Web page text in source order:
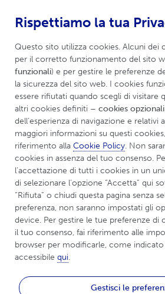
Per miastenia grave
Menu
UCBCares Materiali per i pazienti
Libro Io e Mya
Maria Matei
Rispettiamo la tua
Questo sito utilizza cookies. Alcuni dei
per il corretto funzionamento del sito
funzionali) e per gestire le preferenze
la sicurezza del sito web. I cookies
essere rifiutati quando scegli di visitare
altri cookies definiti – cookies opzionali
dell’esperienza di navigazione e relativi
maggiori informazioni su questi
riferimento alla Cookie Policy. Non
cookies in assenza del tuo consenso.
l’accettazione di tutti i cookies in un
di selezionare l’opzione “Accetta” qui
“Rifiuta” o chiudi questa pagina senza
preferenza, non saranno impostati gli
device. Per gestire le tue preferenze di
il tuo consenso, fai riferimento alle
browser per modificarle, come
accessibile qui.
Gestisci le